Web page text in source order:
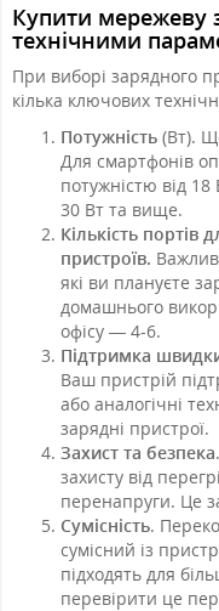
Купити мережеву
технічними
При виборі зарядного
кілька ключових
Потужність (Вт).
Для смартфонів
потужністю від 18
30 Вт та вище.
Кількість портів
пристроїв.
які ви плануєте
домашнього
офісу — 4-6.
Підтримка
Ваш пристрій
або аналогічні
зарядні пристрої.
Захист та безпека
захисту від
перенапруги. Це
Сумісність.
сумісний із
підходять для
перевірити це